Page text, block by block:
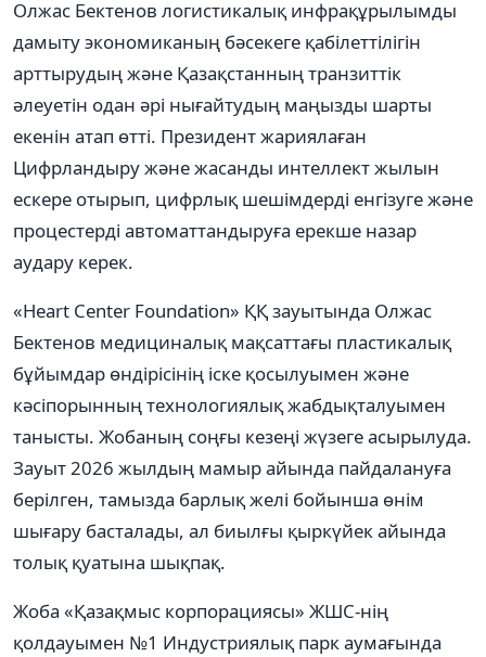
Олжас Бектенов логистикалық инфрақұрылымды
дамыту экономиканың бәсекеге қабілеттілігін
арттырудың және Қазақстанның транзиттік
әлеуетін одан әрі нығайтудың маңызды шарты
екенін атап өтті. Президент жариялаған
Цифрландыру және жасанды интеллект жылын
ескере отырып, цифрлық шешімдерді енгізуге және
процестерді автоматтандыруға ерекше назар
аудару керек.
«Heart Center Foundation» ҚҚ зауытында Олжас
Бектенов медициналық мақсаттағы пластикалық
бұйымдар өндірісінің іске қосылуымен және
кәсіпорынның технологиялық жабдықталуымен
танысты. Жобаның соңғы кезеңі жүзеге асырылуда.
Зауыт 2026 жылдың мамыр айында пайдалануға
берілген, тамызда барлық желі бойынша өнім
шығару басталады, ал биылғы қыркүйек айында
толық қуатына шықпақ.
Жоба «Қазақмыс корпорациясы» ЖШС-нің
қолдауымен №1 Индустриялық парк аумағында